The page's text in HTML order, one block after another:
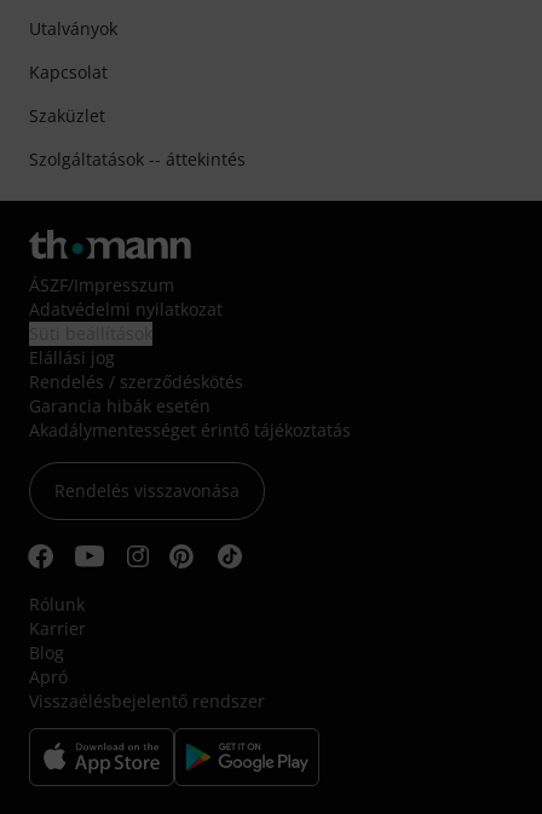
Utalványok
Kapcsolat
Szaküzlet
Szolgáltatások -- áttekintés
ÁSZF/Impresszum
Adatvédelmi nyilatkozat
Elállási jog
Rendelés / szerződéskötés
Garancia hibák esetén
Akadálymentességet érintő tájékoztatás
Rendelés visszavonása
Rólunk
Karrier
Blog
Apró
Visszaélésbejelentő rendszer